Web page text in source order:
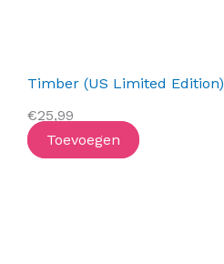
Timber (US Limited Edition)
€25,99
Toevoegen